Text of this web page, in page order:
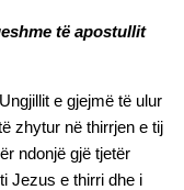
të apostullit
e gjejmë të ulur
zhytur në thirrjen e tij
ndonjë gjë tjetër
Jezus e thirri dhe i